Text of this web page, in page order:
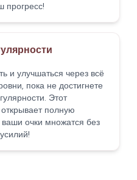
прогресс!
и улучшаться через всё
пока не достигнете
Этот
полную
очки множатся без